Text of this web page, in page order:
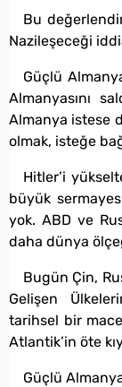
Bu
Nazileşeceği
Güçlü
Almanyasını
Almanya istese
olmak, isteğe
Hitler’i
büyük
yok. ABD ve
daha dünya
Bugün Çin,
Gelişen
tarihsel bir
Atlantik’in öte
Güçlü